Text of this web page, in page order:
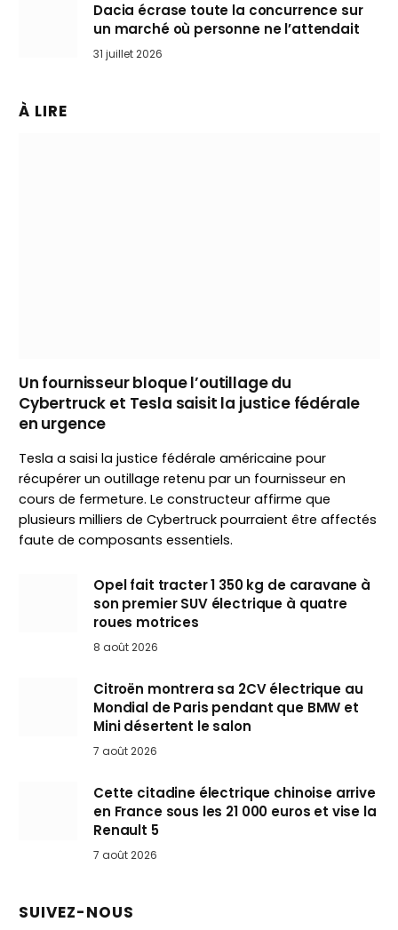
Dacia écrase toute la concurrence sur
un marché où personne ne l’attendait
31 juillet 2026
À LIRE
Un fournisseur bloque l’outillage du
Cybertruck et Tesla saisit la justice fédérale
en urgence
Tesla a saisi la justice fédérale américaine pour
récupérer un outillage retenu par un fournisseur en
cours de fermeture. Le constructeur affirme que
plusieurs milliers de Cybertruck pourraient être affectés
faute de composants essentiels.
Opel fait tracter 1 350 kg de caravane à
son premier SUV électrique à quatre
roues motrices
8 août 2026
Citroën montrera sa 2CV électrique au
Mondial de Paris pendant que BMW et
Mini désertent le salon
7 août 2026
Cette citadine électrique chinoise arrive
en France sous les 21 000 euros et vise la
Renault 5
7 août 2026
SUIVEZ-NOUS